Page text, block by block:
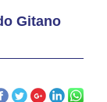
Gitano